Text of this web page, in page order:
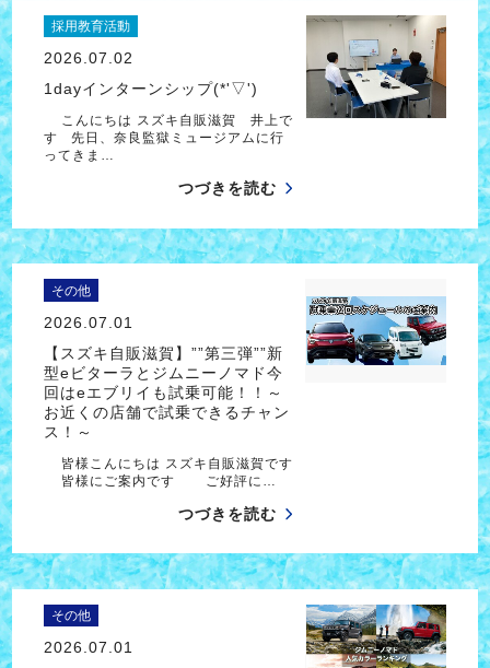
採用教育活動
2026.07.02
1dayインターンシップ(*'▽')
こんにちは スズキ自販滋賀 井上で
す 先日、奈良監獄ミュージアムに行
ってきま…
つづきを読む
その他
2026.07.01
【スズキ自販滋賀】””第三弾””新
型eビターラとジムニーノマド今
回はeエブリイも試乗可能！！～
お近くの店舗で試乗できるチャン
ス！～
皆様こんにちは スズキ自販滋賀です
皆様にご案内です ご好評に…
つづきを読む
その他
2026.07.01